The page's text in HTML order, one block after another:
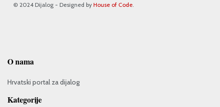
© 2024 Dijalog - Designed by House of Code
O nama
Hrvatski portal za dijalog
Kategorije